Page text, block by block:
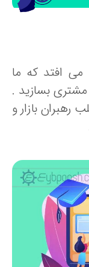
افتد که ما
بسازید .
بازار و